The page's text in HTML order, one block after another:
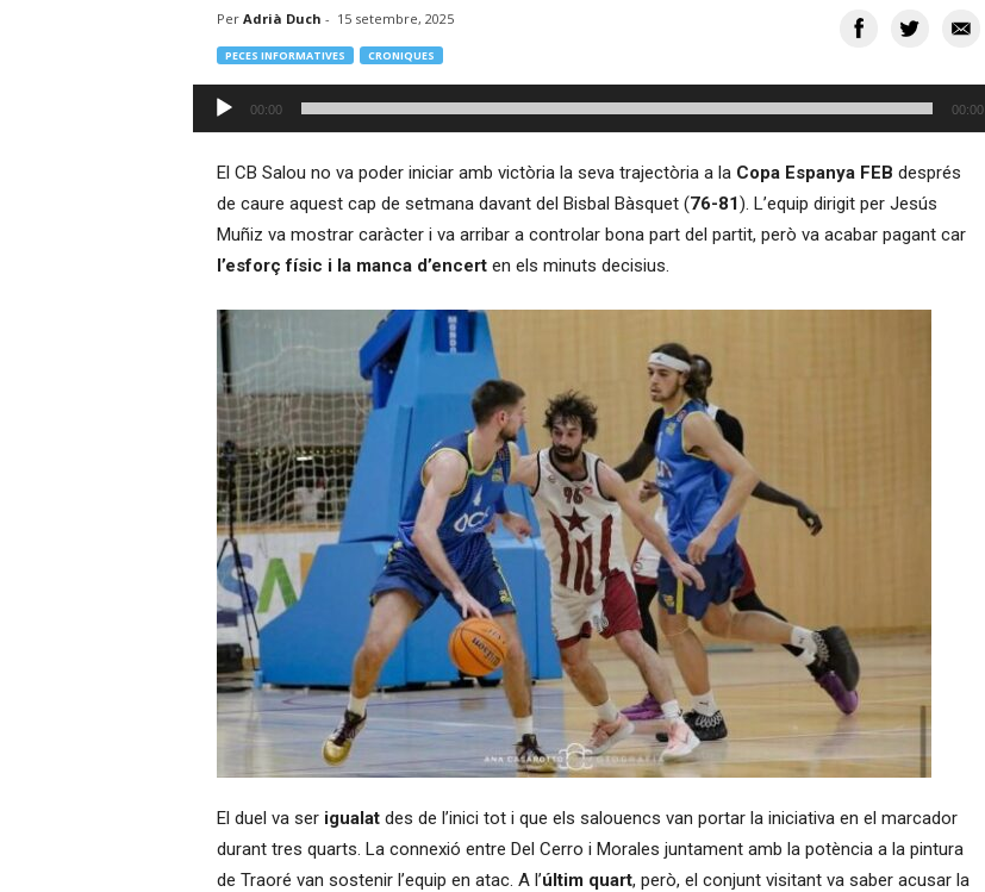
Per Adrià Duch - 15 setembre, 2025
PECES INFORMATIVES CRONIQUES
Reproductor
d'àudio
00:00 00:00
El CB Salou no va poder iniciar amb victòria la seva trajectòria a laCopa Espanya FEB després
de caure aquest cap de setmana davant del Bisbal Bàsquet (76-81). L’equip dirigit per Jesús
Muñiz va mostrar caràcter i va arribar a controlar bona part del partit, però va acabar pagant car
l’esforç físic i la manca d’encerten els minuts decisius.
El duel va ser igualatdes de l’inici tot i que els salouencs van portar la iniciativa en el marcador
durant tres quarts. La connexió entre Del Cerro i Morales juntament amb la potència a la pintura
de Traoré van sostenir l’equip en atac. A l’últim quart, però, el conjunt visitant va saber acusar la